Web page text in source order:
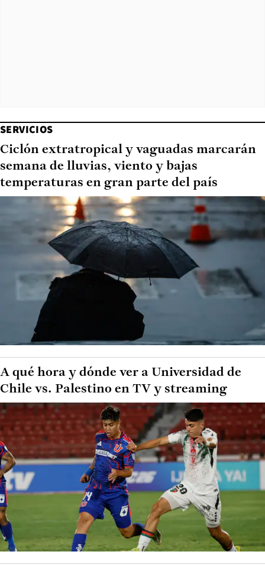
SERVICIOS
Ciclón extratropical y vaguadas marcarán
semana de lluvias, viento y bajas
temperaturas en gran parte del país
A qué hora y dónde ver a Universidad de
Chile vs. Palestino en TV y streaming